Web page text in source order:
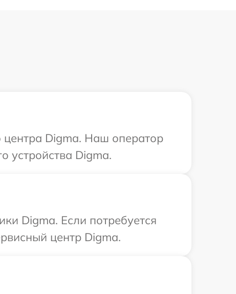
центра Digma. Наш оператор
устройства Digma.
Digma. Если потребуется
центр Digma.